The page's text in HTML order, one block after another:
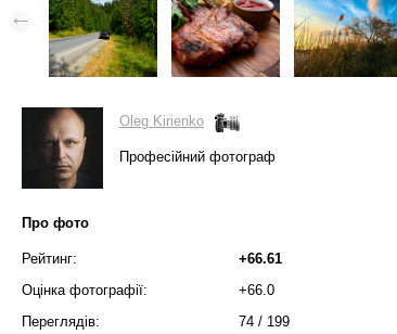
Oleg Kirienko
Професійний фотограф
Про фото
Рейтинг:
+66.61
Оцінка фотографії:
+66.0
Переглядів:
74 / 199